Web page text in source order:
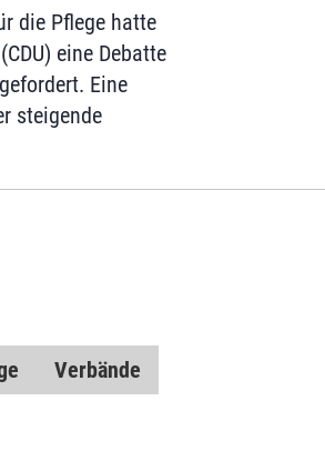
die Pflege hatte
eine Debatte
Eine
steigende
Verbände